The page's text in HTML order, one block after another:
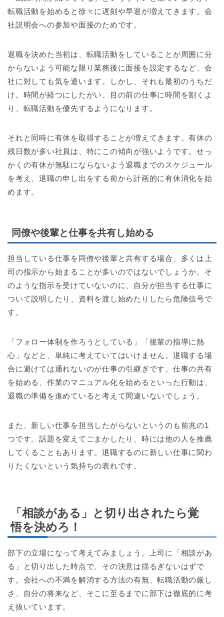
転職活動を始めると徐々に遅刻や早退が増えてきます。会
社説明会への参加や面接のためです。
退職を決めた当初は、転職活動をしていることが周囲に分
からないよう可能な限り業務後に面接を設定するなど、会
社に対しても気を遣います。しかし、それも最初のうちだ
け。時間が経つにしたがい、目の前の仕事に時間を割くよ
り、転職活動を優先するようになります。
それと同時に有休を取得することが増えてきます。有休の
残日数が多い社員は、特にこの傾向が強いようです。せっ
かくの有休が無駄にならないよう退職までのスケジュール
を考え、退職の申し出をする前から計画的に有休消化を始
めます。
同僚や後輩と仕事を共有し始める
担当している仕事を同僚や後輩と共有する場合、多くは上
司の指示から始まることが多いのではないでしょうか。そ
のような指示を受けていないのに、自分が担当する仕事に
ついて説明したり、資料を渡し始めたりしたら危険信号で
す。
「フォロー体制を作ろうとしている」「後輩の指導に熱
心」などと、単純に考えていてはいけません。退職する場
合に避けては通れないのが仕事の引継ぎです。仕事の共有
を始める、作業のマニュアル化を始めるといった行動は、
退職の準備を進めていると考えて間違いないでしょう。
また、新しい仕事を担当したがらないというのも前兆の1
つです。話題を変えてごまかしたり、時には他の人を推薦
してくることもあります。退職するのに新しい仕事に関わ
りたくないという気持ちの表れです。
「相談がある」と切り出されたら覚
悟を決めろ！
部下の立場になって考えてみましょう。上司に「相談があ
る」と切り出した時点で、その決意は揺るぎないはずで
す。会社への不満を解消する方法の有無、転職活動の厳し
さ、自分の将来など、そこに至るまでに部下は徹底的に考
え抜いています。